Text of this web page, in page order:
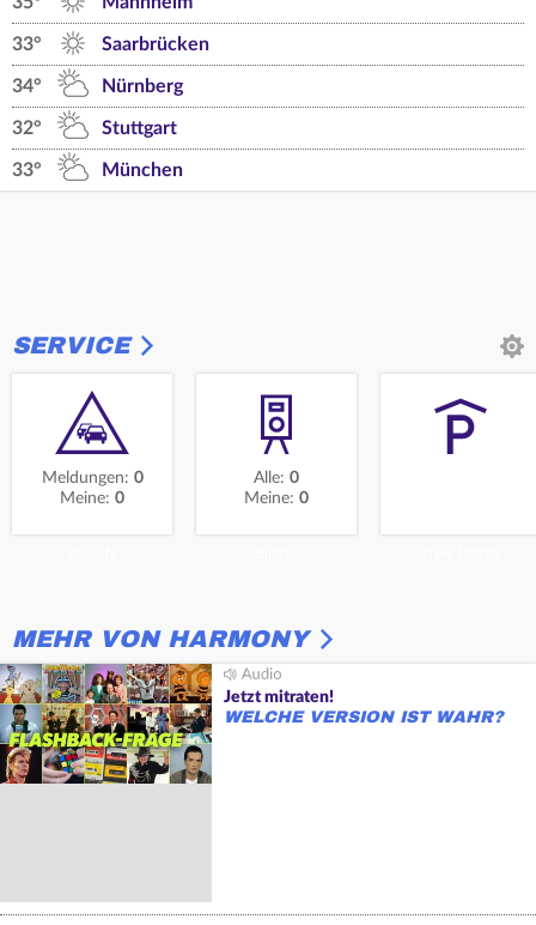
33° Saarbrücken
34° Nürnberg
32° Stuttgart
33° München
SERVICE
Meldungen: 0
Meine: 0
Alle: 0
Meine: 0
MEHR VON HARMONY
Jetzt mitraten!
WELCHE VERSION IST WAHR?